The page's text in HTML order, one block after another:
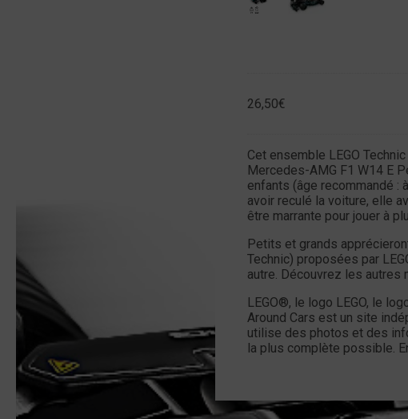
26,50€
Cet ensemble LEGO
Mercedes-AMG F1 W14 E
enfants (âge recommandé :
avoir reculé la voiture, elle
être marrante pour jouer à
Petits et grands
Technic) proposées par
autre. Découvrez les
LEGO®, le logo LEGO, le
Around Cars est un site
utilise des photos et des
la plus complète possible.